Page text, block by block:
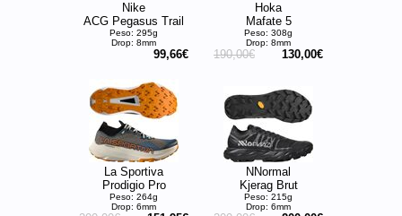
Nike
ACG Pegasus Trail
Peso: 295g
Drop: 8mm
99,66€
Hoka
Mafate 5
Peso: 308g
Drop: 8mm
190,00€ 130,00€
La Sportiva
Prodigio Pro
Peso: 264g
Drop: 6mm
NNormal
Kjerag Brut
Peso: 215g
Drop: 6mm